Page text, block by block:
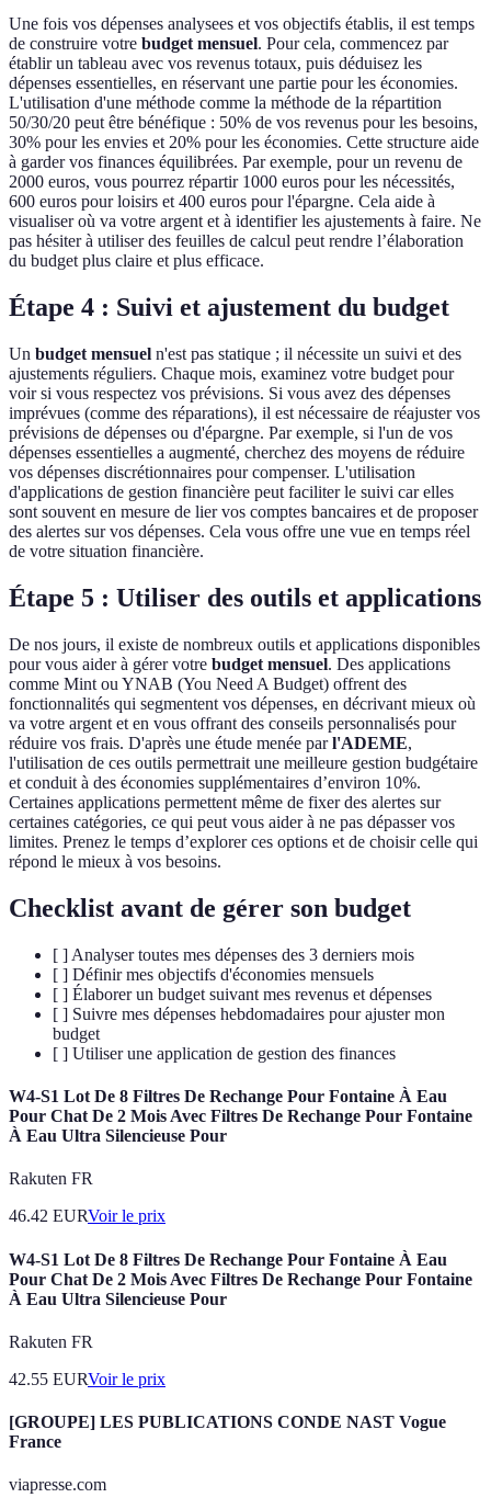
Une fois vos dépenses analysees et vos objectifs établis, il est temps
de construire votre budget mensuel. Pour cela, commencez par
établir un tableau avec vos revenus totaux, puis déduisez les
dépenses essentielles, en réservant une partie pour les économies.
L'utilisation d'une méthode comme la méthode de la répartition
50/30/20 peut être bénéfique : 50% de vos revenus pour les besoins,
30% pour les envies et 20% pour les économies. Cette structure aide
à garder vos finances équilibrées. Par exemple, pour un revenu de
2000 euros, vous pourrez répartir 1000 euros pour les nécessités,
600 euros pour loisirs et 400 euros pour l'épargne. Cela aide à
visualiser où va votre argent et à identifier les ajustements à faire. Ne
pas hésiter à utiliser des feuilles de calcul peut rendre l’élaboration
du budget plus claire et plus efficace.
Étape 4 : Suivi et ajustement du budget
Un budget mensuel n'est pas statique ; il nécessite un suivi et des
ajustements réguliers. Chaque mois, examinez votre budget pour
voir si vous respectez vos prévisions. Si vous avez des dépenses
imprévues (comme des réparations), il est nécessaire de réajuster vos
prévisions de dépenses ou d'épargne. Par exemple, si l'un de vos
dépenses essentielles a augmenté, cherchez des moyens de réduire
vos dépenses discrétionnaires pour compenser. L'utilisation
d'applications de gestion financière peut faciliter le suivi car elles
sont souvent en mesure de lier vos comptes bancaires et de proposer
des alertes sur vos dépenses. Cela vous offre une vue en temps réel
de votre situation financière.
Étape 5 : Utiliser des outils et applications
De nos jours, il existe de nombreux outils et applications disponibles
pour vous aider à gérer votre budget mensuel. Des applications
comme Mint ou YNAB (You Need A Budget) offrent des
fonctionnalités qui segmentent vos dépenses, en décrivant mieux où
va votre argent et en vous offrant des conseils personnalisés pour
réduire vos frais. D'après une étude menée parl'ADEME,
l'utilisation de ces outils permettrait une meilleure gestion budgétaire
et conduit à des économies supplémentaires d’environ 10%.
Certaines applications permettent même de fixer des alertes sur
certaines catégories, ce qui peut vous aider à ne pas dépasser vos
limites. Prenez le temps d’explorer ces options et de choisir celle qui
répond le mieux à vos besoins.
Checklist avant de gérer son budget
[ ] Analyser toutes mes dépenses des 3 derniers mois
[ ] Définir mes objectifs d'économies mensuels
[ ] Élaborer un budget suivant mes revenus et dépenses
[ ] Suivre mes dépenses hebdomadaires pour ajuster mon
budget
[ ] Utiliser une application de gestion des finances
W4-S1 Lot De 8 Filtres De Rechange Pour Fontaine À Eau
Pour Chat De 2 Mois Avec Filtres De Rechange Pour Fontaine
À Eau Ultra Silencieuse Pour
Rakuten FR
46.42 EURVoir le prix
W4-S1 Lot De 8 Filtres De Rechange Pour Fontaine À Eau
Pour Chat De 2 Mois Avec Filtres De Rechange Pour Fontaine
À Eau Ultra Silencieuse Pour
Rakuten FR
42.55 EURVoir le prix
[GROUPE] LES PUBLICATIONS CONDE NAST Vogue
France
viapresse.com